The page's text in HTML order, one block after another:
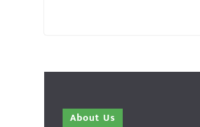
About Us